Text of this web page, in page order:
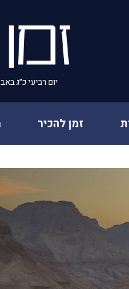
יום רביעי כ״ג באב
זמן להכיר